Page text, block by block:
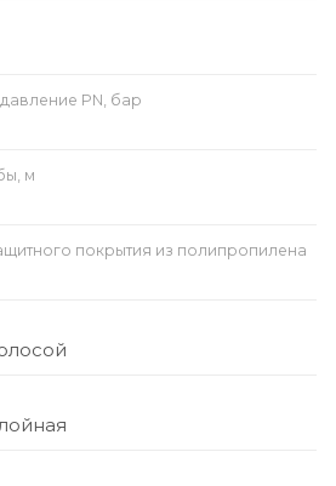
PN, бар
м
покрытия из полипропилена